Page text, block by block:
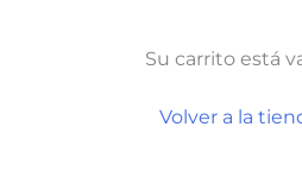
Su carrito está
Volver a la